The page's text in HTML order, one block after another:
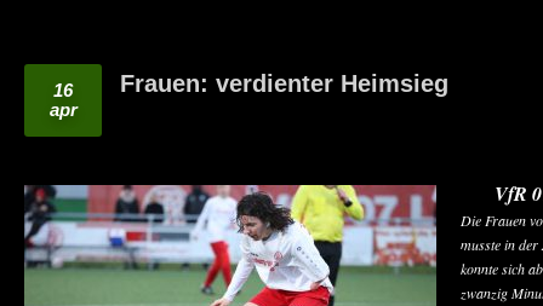
16
apr
Frauen: verdienter Heimsieg
VfR
Die Frauen
musste in der
konnte sich
zwanzig